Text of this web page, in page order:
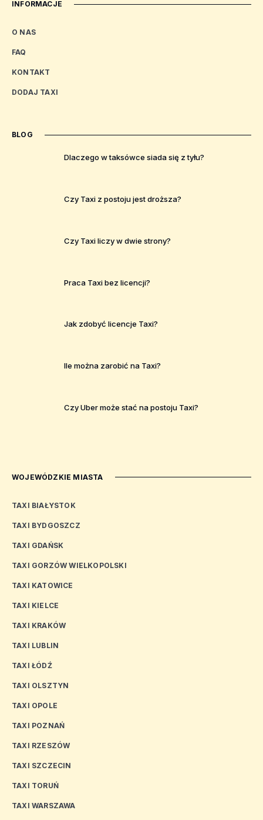
INFORMACJE
O NAS
FAQ
KONTAKT
DODAJ TAXI
BLOG
Dlaczego w taksówce siada się z tyłu?
Czy Taxi z postoju jest droższa?
Czy Taxi liczy w dwie strony?
Praca Taxi bez licencji?
Jak zdobyć licencje Taxi?
Ile można zarobić na Taxi?
Czy Uber może stać na postoju Taxi?
WOJEWÓDZKIE MIASTA
TAXI BIAŁYSTOK
TAXI BYDGOSZCZ
TAXI GDAŃSK
TAXI GORZÓW WIELKOPOLSKI
TAXI KATOWICE
TAXI KIELCE
TAXI KRAKÓW
TAXI LUBLIN
TAXI ŁÓDŹ
TAXI OLSZTYN
TAXI OPOLE
TAXI POZNAŃ
TAXI RZESZÓW
TAXI SZCZECIN
TAXI TORUŃ
TAXI WARSZAWA